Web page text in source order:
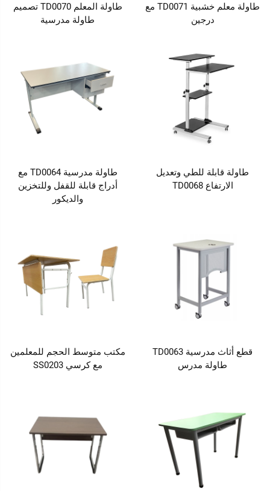
طاولة معلم خشبية TD0071 مع
درجين
طاولة المعلم TD0070 تصميم
طاولة مدرسية
طاولة قابلة للطي وتعديل
الارتفاع TD0068
طاولة مدرسية TD0064 مع
أدراج قابلة للقفل وللتخزين
والديكور
قطع أثاث مدرسية TD0063
طاولة مدرس
مكتب متوسط الحجم للمعلمين
مع كرسي SS0203